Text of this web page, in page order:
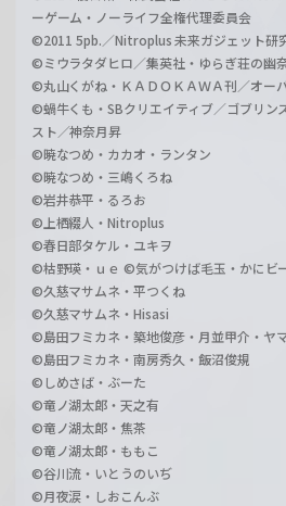
ーゲーム・ノーライフ全権代理委員会
©2011 5pb.／Nitroplus 未来ガジェット研
©ミウラタダヒロ／集英社・ゆらぎ荘の幽
©丸山くがね・ＫＡＤＯＫＡＷＡ刊／オー
©蝸牛くも・SBクリエイティブ／ゴブリ
スト／神奈月昇
©暁なつめ・カカオ・ランタン
©暁なつめ・三嶋くろね
©岩井恭平・るろお
©上栖綴人・Nitroplus
©春日部タケル・ユキヲ
©枯野瑛・ｕｅ ©気がつけば毛玉・かにビ
©久慈マサムネ・平つくね
©久慈マサムネ・Hisasi
©島田フミカネ・築地俊彦・月並甲介・ヤ
©島田フミカネ・南房秀久・飯沼俊規
©しめさば・ぶーた
©竜ノ湖太郎・天之有
©竜ノ湖太郎・焦茶
©竜ノ湖太郎・ももこ
©谷川流・いとうのいぢ
©月夜涙・しおこんぶ